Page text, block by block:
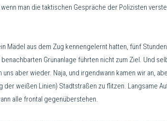
man die taktischen Gespräche der Polizisten
Mädel aus dem Zug kennengelernt hatten, fünf
Grünanlage führten nicht zum Ziel. Und
aber wieder. Naja, und irgendwann kamen wir an,
weißen Linien) Stadtstraßen zu flitzen. Langsame
alle frontal gegenüberstehen.